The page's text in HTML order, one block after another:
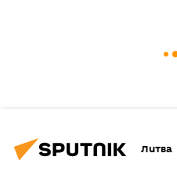
Литва